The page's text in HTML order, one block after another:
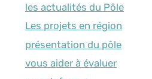
les actualités du Pôle
Les projets en région
présentation du pôle
vous aider à évaluer